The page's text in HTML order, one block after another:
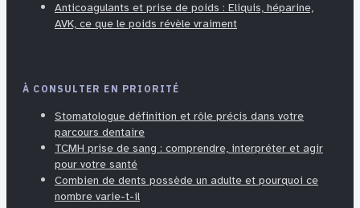
Anticoagulants et prise de poids : Eliquis, héparine,
AVK, ce que le poids révèle vraiment
À CONSULTER EN PRIORITÉ
Stomatologue définition et rôle précis dans votre
parcours dentaire
TCMH prise de sang : comprendre, interpréter et agir
pour votre santé
Combien de dents possède un adulte et pourquoi ce
nombre varie-t-il